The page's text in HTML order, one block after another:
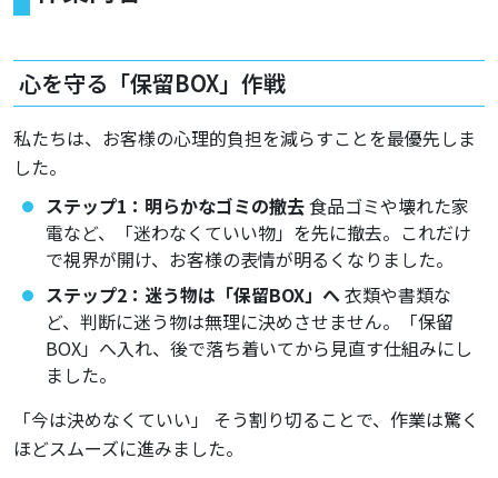
心を守る「保留BOX」作戦
私たちは、お客様の心理的負担を減らすことを最優先しま
した。
ステップ1：明らかなゴミの撤去食品ゴミや壊れた家
電など、「迷わなくていい物」を先に撤去。これだけ
で視界が開け、お客様の表情が明るくなりました。
ステップ2：迷う物は「保留BOX」へ衣類や書類な
ど、判断に迷う物は無理に決めさせません。「保留
BOX」へ入れ、後で落ち着いてから見直す仕組みにし
ました。
「今は決めなくていい」 そう割り切ることで、作業は驚く
ほどスムーズに進みました。